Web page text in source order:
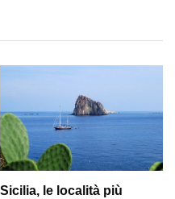
Sicilia, le località più